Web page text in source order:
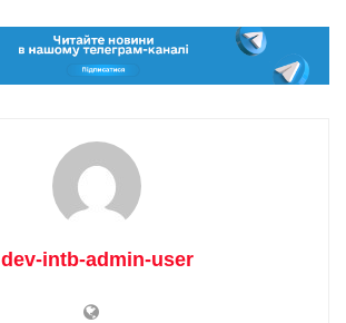
dev-intb-admin-user